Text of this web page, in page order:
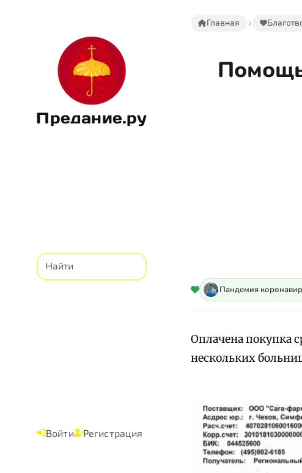
Предание.ру
Войти Регистрация
Главная
Пандемия
Оплачена покупка
нескольких